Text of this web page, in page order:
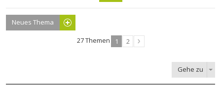
Neues Thema
27 Themen 1 2
Gehe zu